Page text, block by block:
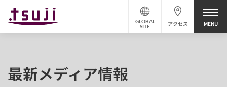
アクセス
GLOBAL
SITE
最新メディア情報